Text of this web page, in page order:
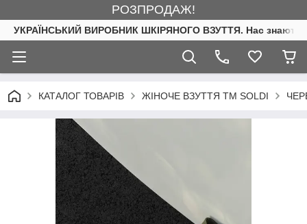
РОЗПРОДАЖ!
УКРАЇНСЬКИЙ ВИРОБНИК ШКІРЯНОГО ВЗУТТЯ. Нас знають.
КАТАЛОГ ТОВАРІВ ЖІНОЧЕ ВЗУТТЯ ТМ SOLDI